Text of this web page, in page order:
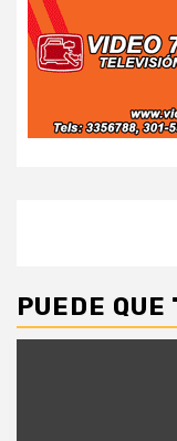
PUEDE QUE